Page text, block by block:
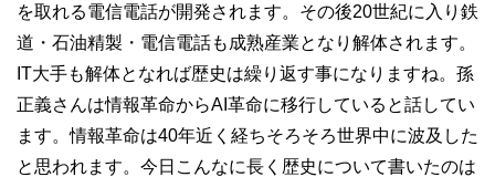
を取れる電信電話が開発されます。その後20世紀に入り鉄
道・石油精製・電信電話も成熟産業となり解体されます。
IT大手も解体となれば歴史は繰り返す事になりますね。孫
正義さんは情報革命からAI革命に移行していると話してい
ます。情報革命は40年近く経ちそろそろ世界中に波及した
と思われます。今日こんなに長く歴史について書いたのは